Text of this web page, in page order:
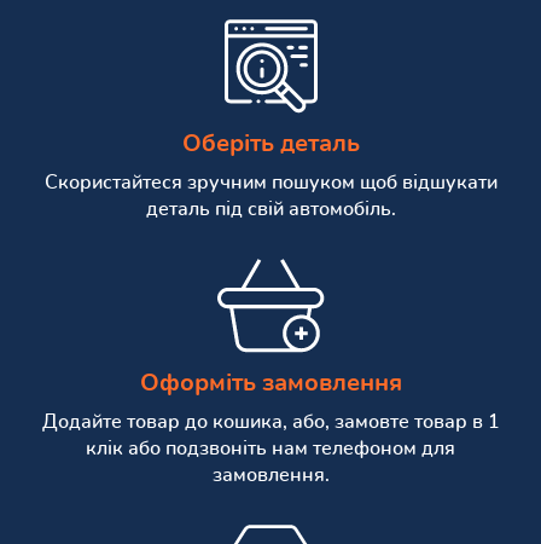
Оберіть деталь
Скористайтеся зручним пошуком щоб відшукати
деталь під свій автомобіль.
Оформіть замовлення
Додайте товар до кошика, або, замовте товар в 1
клік або подзвоніть нам телефоном для
замовлення.